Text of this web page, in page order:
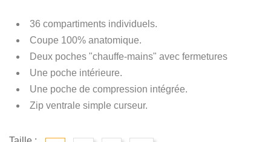
36 compartiments individuels.
Coupe 100% anatomique.
Deux poches "chauffe-mains" avec fermetures
Une poche intérieure.
Une poche de compression intégrée.
Zip ventrale simple curseur.